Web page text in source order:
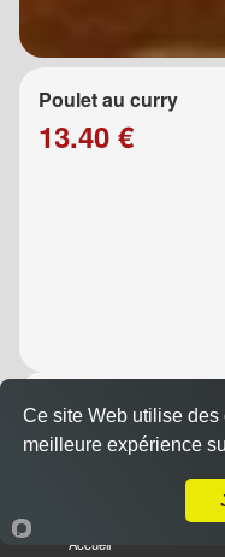
Poulet au curry
13.40 €
Poulet au caramel
13.40 €
Accueil
Ce site Web utilise
meilleure expérience